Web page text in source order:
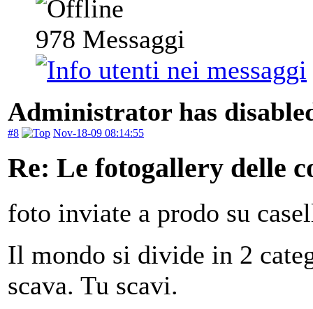
978 Messaggi
Administrator has
#8 Nov-18-09 08:14:55
Re: Le fotogallery delle
foto inviate a prodo su
Il mondo si divide in 2
scava. Tu scavi.